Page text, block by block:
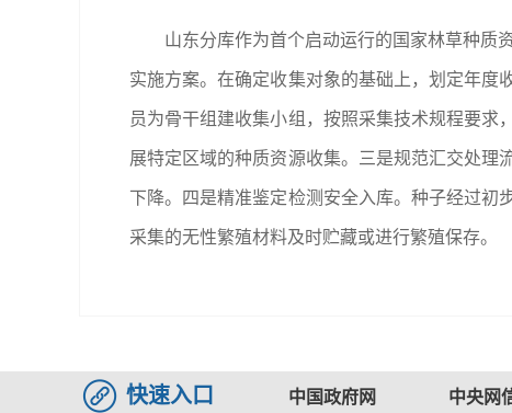
山东分库作为首个启动运行的国家林草种质
实施方案。在确定收集对象的基础上，划定年度
员为骨干组建收集小组，按照采集技术规程要
展特定区域的种质资源收集。三是规范汇交处理
下降。四是精准鉴定检测安全入库。种子经过初
采集的无性繁殖材料及时贮藏或进行繁殖保存。
快速入口 中国政府网 中央网